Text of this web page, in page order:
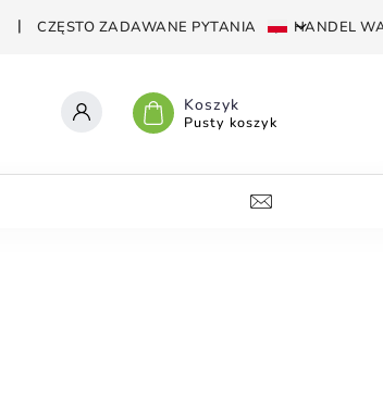
CZĘSTO ZADAWANE PYTANIA HANDEL
Koszyk
Pusty koszyk
VAPE-SHOP